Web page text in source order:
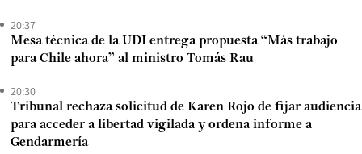
20:37
Mesa técnica de la UDI entrega propuesta “Más trabajo
para Chile ahora” al ministro Tomás Rau
20:30
Tribunal rechaza solicitud de Karen Rojo de fijar audiencia
para acceder a libertad vigilada y ordena informe a
Gendarmería